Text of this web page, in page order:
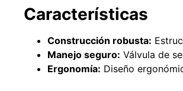
Características
Construcción robusta:
Manejo seguro: Válvula de
Ergonomía: Diseño